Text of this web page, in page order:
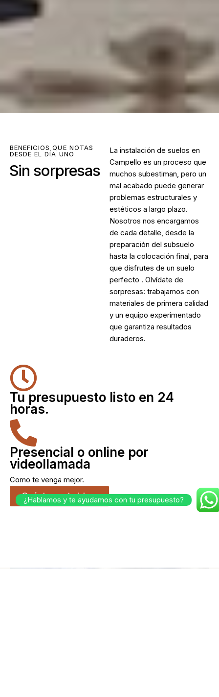
BENEFICIOS QUE NOTAS
DESDE EL DÍA UNO
Sin sorpresas
La instalación de suelos en
Campello es un proceso que
muchos subestiman, pero un
mal acabado puede generar
problemas estructurales y
estéticos a largo plazo.
Nosotros nos encargamos
de cada detalle, desde la
preparación del subsuelo
hasta la colocación final, para
que disfrutes de un suelo
perfecto . Olvídate de
sorpresas: trabajamos con
materiales de primera calidad
y un equipo experimentado
que garantiza resultados
duraderos.
Tu presupuesto listo en 24
horas.
Presencial o online por
videollamada
Como te venga mejor.
Cuéntanos tu idea.
¿Hablamos y te ayudamos con tu presupuesto?